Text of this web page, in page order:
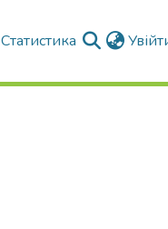
Статистика